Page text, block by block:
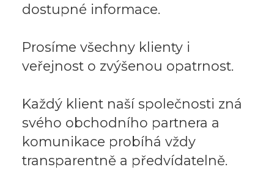
dostupné informace.
Prosíme všechny klienty i
veřejnost o zvýšenou opatrnost.
Každý klient naší společnosti zná
svého obchodního partnera a
komunikace probíhá vždy
transparentně a předvídatelně.